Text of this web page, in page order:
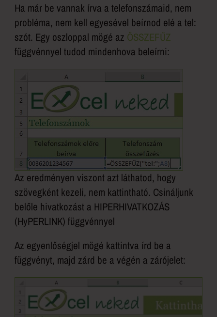
Ha már be vannak írva a telefonszámaid, nem
probléma, nem kell egyesével beírnod elé a tel:
szót. Egy oszloppal mögé az ÖSSZEFŰZ
függvénnyel tudod mindenhova beleírni:
Az eredményen viszont azt láthatod, hogy
szövegként kezeli, nem kattintható. Csináljunk
belőle hivatkozást a HIPERHIVATKOZÁS
(HyPERLINK) függvénnyel
Az egyenlőségjel mögé kattintva írd be a
függvényt, majd zárd be a végén a zárójelet: